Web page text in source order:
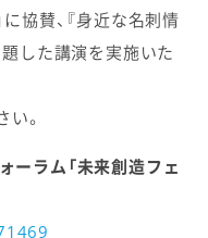
協賛、『身近な名刺情
した講演を実施いた
。
ーラム「未来創造フェ